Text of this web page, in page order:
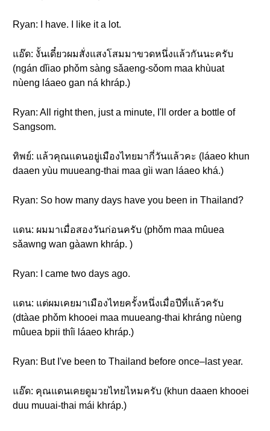
Ryan: I have. I like it a lot.
แอ๊ด: งั้นเดี๋ยวผมสั่งแสงโสมมาขวดหนึ่งแล้วกันนะครับ
(ngán dǐiao phǒm sàng sǎaeng-sǒom maa khùuat
nùeng láaeo gan ná khráp.)
Ryan: All right then, just a minute, I'll order a bottle of
Sangsom.
ทิพย์: แล้วคุณแดนอยู่เมืองไทยมากี่วันแล้วคะ (láaeo khun
daaen yùu muueang-thai maa gìi wan láaeo khá.)
Ryan: So how many days have you been in Thailand?
แดน: ผมมาเมื่อสองวันก่อนครับ (phǒm maa mûuea
sǎawng wan gàawn khráp. )
Ryan: I came two days ago.
แดน: แต่ผมเคยมาเมืองไทยครั้งหนึ่งเมื่อปีที่แล้วครับ
(dtàae phǒm khooei maa muueang-thai khráng nùeng
mûuea bpii thîi láaeo khráp.)
Ryan: But I've been to Thailand before once–last year.
แอ๊ด: คุณแดนเคยดูมวยไทยไหมครับ (khun daaen khooei
duu muuai-thai mái khráp.)